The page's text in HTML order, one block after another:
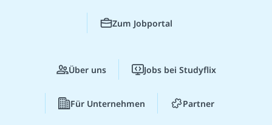
Zum Jobportal
Über uns Jobs bei Studyflix
Für Unternehmen Partner